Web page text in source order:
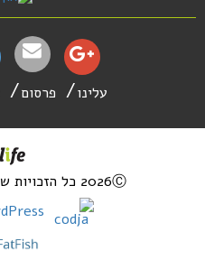
עלינו פרסום
2026Ⓒ כל הזכויות שמורות לוומן נט בע"מ